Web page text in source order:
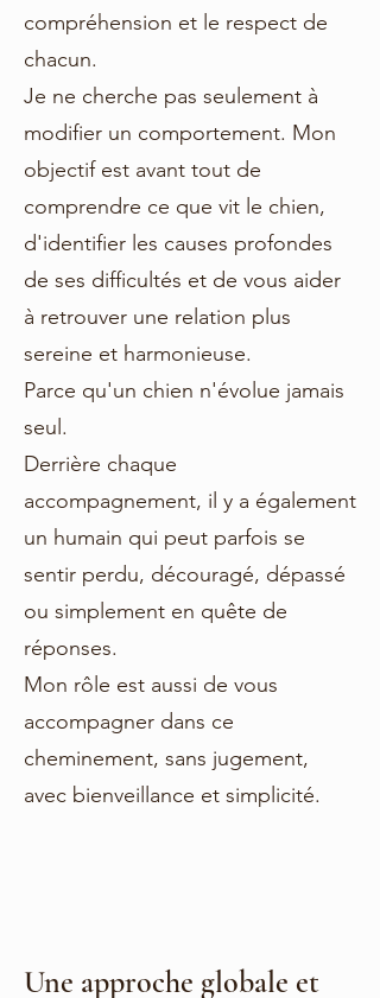
compréhension et le respect de
chacun.
Je ne cherche pas seulement à
modifier un comportement. Mon
objectif est avant tout de
comprendre ce que vit le chien,
d'identifier les causes profondes
de ses difficultés et de vous aider
à retrouver une relation plus
sereine et harmonieuse.
Parce qu'un chien n'évolue jamais
seul.
Derrière chaque
accompagnement, il y a également
un humain qui peut parfois se
sentir perdu, découragé, dépassé
ou simplement en quête de
réponses.
Mon rôle est aussi de vous
accompagner dans ce
cheminement, sans jugement,
avec bienveillance et simplicité.
Une approche globale et